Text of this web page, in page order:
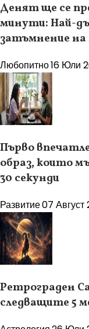
Денят ще се
минути: Най-
затъмнение на
Любопитно16 Юли
Първо
образ, които
30 секунди
Развитие07 Август
Ретрограден
следващите 5